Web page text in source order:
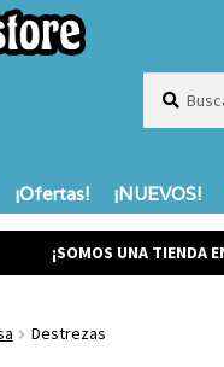
Buscar
¡Ofertas! ¡NUEVOS!
¡SOMOS UNA TIENDA
Destrezas